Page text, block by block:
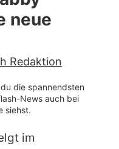
neue
Redaktion
die spannendsten
News auch bei
siehst.
im